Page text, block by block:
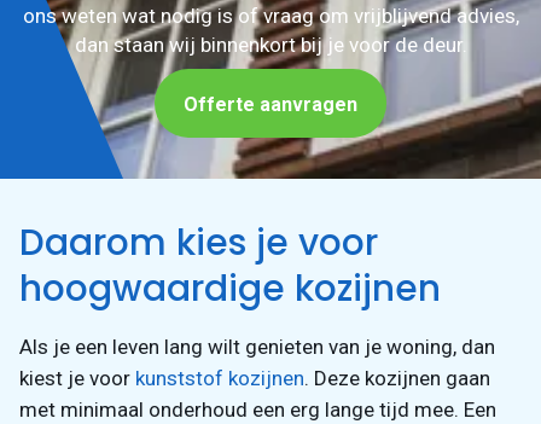
Vraag een
ons weten wat nodig is of vraag om vrijblijvend advies,
dan staan wij binnenkort bij je voor de deur.
Offerte aanvragen
Daarom kies je voor
hoogwaardige kozijnen
Als je een leven lang wilt genieten van je woning, dan
kiest je voor kunststof kozijnen. Deze kozijnen gaan
met minimaal onderhoud een erg lange tijd mee. Een